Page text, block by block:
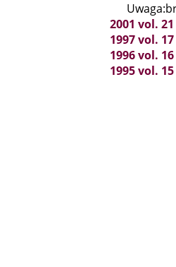
2001 vol. 21
1997 vol. 17
1996 vol. 16
1995 vol. 15